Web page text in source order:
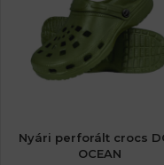
Nyári perforált crocs
OCEAN